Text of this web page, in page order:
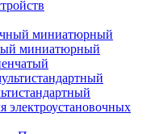
миниатюрный
электроустановочных